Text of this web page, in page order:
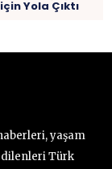
Yola Çıktı
yaşam
Türk